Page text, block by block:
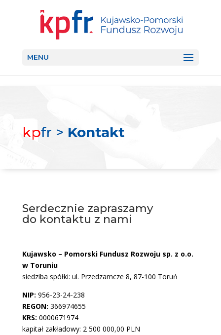
MENU
kpfr > Kontakt
Serdecznie zapraszamy
do kontaktu z nami
Kujawsko – Pomorski Fundusz Rozwoju sp. z o.o.
w Toruniu
siedziba spółki: ul. Przedzamcze 8, 87-100 Toruń
NIP: 956-23-24-238
REGON: 366974655
KRS: 0000671974
kapitał zakładowy: 2 500 000,00 PLN